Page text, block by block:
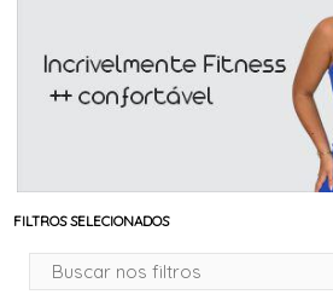
FILTROS SELECIONADOS